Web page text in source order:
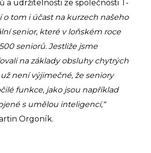
a udržitelnosti ze společnosti T-
o tom i účast na kurzech našeho
senior, které v loňském roce
seniorů. Jestliže jsme
na základy obsluhy chytrých
není výjimečné, že seniory
funkce, jako jsou například
s umělou inteligencí,“
Orgoník.